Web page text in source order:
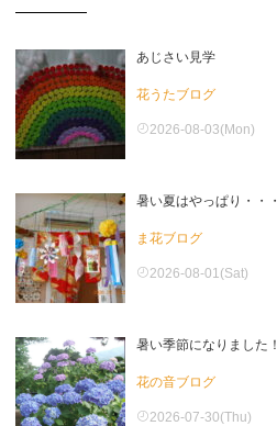
あじさい見学
花うたブログ
2026-08-03(Mon)
暑い夏はやっぱり・・・
ま花ブログ
2026-08-01(Sat)
暑い季節になりました！
花の音ブログ
2026-07-30(Thu)